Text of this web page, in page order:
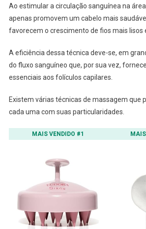
Ao estimular a circulação sanguínea na
apenas promovem um cabelo mais
favorecem o crescimento de fios mais lisos
A eficiência dessa técnica deve-se, em
do fluxo sanguíneo que, por sua vez,
essenciais aos folículos capilares.
Existem várias técnicas de massagem que
cada uma com suas particularidades.
MAIS VENDIDO #1